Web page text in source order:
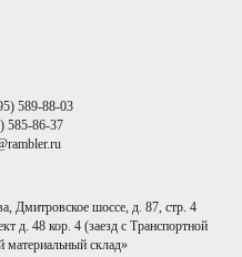
589-88-03
585-86-37
Дмитровское шоссе, д. 87, стр. 4
д. 48 кор. 4 (заезд с Транспортной
материальный склад»